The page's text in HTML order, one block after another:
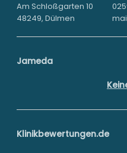
Am Schloßgarten 10
48249, Dülmen
Jameda
Klinikbewertungen.de